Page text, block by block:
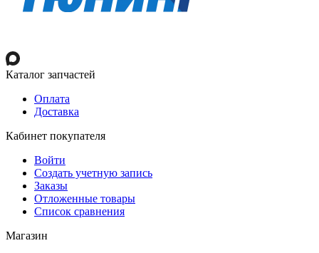
Каталог запчастей
Оплата
Доставка
Кабинет покупателя
Войти
Создать учетную запись
Заказы
Отложенные товары
Список сравнения
Магазин